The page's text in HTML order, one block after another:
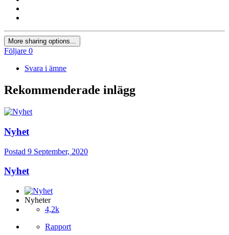
More sharing options...
Följare 0
Svara i ämne
Rekommenderade inlägg
Nyhet
Postad 9 September, 2020
Nyhet
Nyheter
4,2k
Rapport